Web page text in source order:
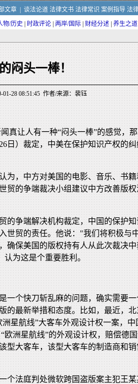
文章| 谈法论道 法律文书 法律常识 案例指导 法
物/历史 时政评论 两岸/国际 财经分述 养生之道
闷头一棒！
28 08:51:45 作者/来源：裴钰
真让人有一种“闷头一棒”的感觉，
日）裁定，中美在保护知识产权的纠
为，中方对美国的电影、音乐、书
贸的争端裁决小组建议中方改善版权
的争端解决机构裁定，中国的保护
世贸的责任。他说："我们将积极与
确保美国的版权持有人从此次裁决中
认为这是个重要胜利。
一个快刀斩乱麻的问题，确实需要
的最新举措和态度。比如，最近，
星航线”大客车外观设计权一案，中
欧洲星航线”的外观设计权，赔偿德
型大客车，该型大客车的制造商和
个法庭判处微软跨国盗版案主犯王某